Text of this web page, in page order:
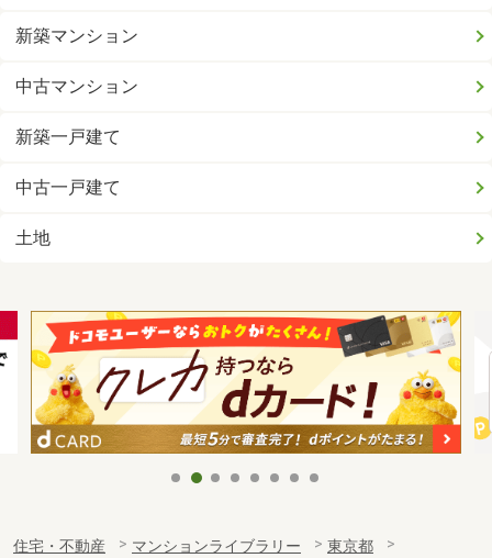
新築マンション
中古マンション
新築一戸建て
中古一戸建て
土地
住宅・不動産 マンションライブラリー
東京都